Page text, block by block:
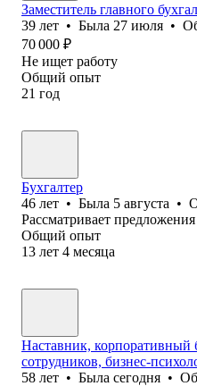
Заместитель главного
39 лет • Была 27 июля •
70 000 ₽
Не ищет работу
Общий опыт
21 год
Бухгалтер
46 лет • Была 5 августа •
Рассматривает предложения
Общий опыт
13 лет 4 месяца
Наставник, корпоративный
сотрудников, бизнес-
58 лет • Была сегодня •